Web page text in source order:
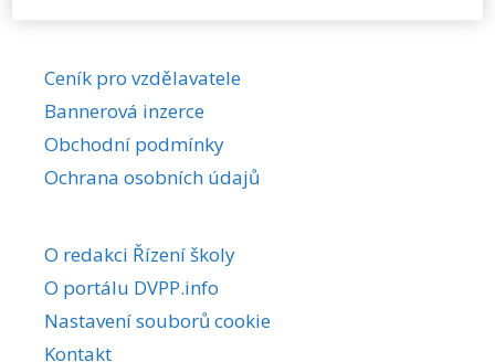
Ceník pro vzdělavatele
Bannerová inzerce
Obchodní podmínky
Ochrana osobních údajů
O redakci Řízení školy
O portálu DVPP.info
Nastavení souborů cookie
Kontakt